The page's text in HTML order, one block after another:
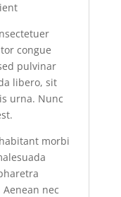
congue
pulvinar
libero, sit
urna. Nunc
morbi
nec